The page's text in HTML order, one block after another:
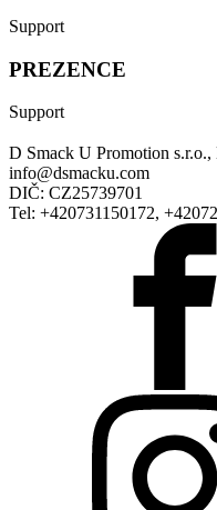
Support
PREZENCE
Support
D Smack U Promotion s.r.o.,
info@dsmacku.com
DIČ: CZ25739701
Tel: +420731150172,